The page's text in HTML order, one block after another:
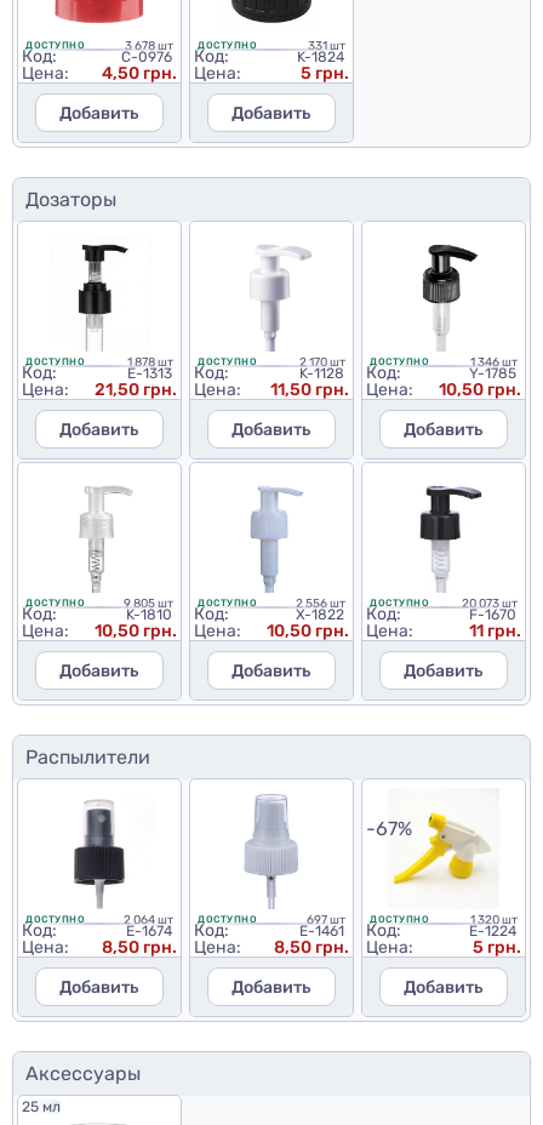
ДОСТУПНО 3 678 шт
Код: C-0976
Цена:
4,50 грн.
Добавить
ДОСТУПНО 331 шт
Код: K-1824
Цена:
5 грн.
Добавить
Дозаторы
ДОСТУПНО 1 878 шт
Код: E-1313
Цена:
21,50 грн.
Добавить
ДОСТУПНО 2 170 шт
Код: K-1128
Цена:
11,50 грн.
Добавить
ДОСТУПНО 1 346 шт
Код: Y-1785
Цена:
10,50 грн.
Добавить
ДОСТУПНО 9 805 шт
Код: K-1810
Цена:
10,50 грн.
Добавить
ДОСТУПНО 2 556 шт
Код: X-1822
Цена:
10,50 грн.
Добавить
ДОСТУПНО 20 073 шт
Код: F-1670
Цена:
11 грн.
Добавить
Распылители
ДОСТУПНО 2 064 шт
Код: E-1674
Цена:
8,50 грн.
Добавить
ДОСТУПНО 697 шт
Код: E-1461
Цена:
8,50 грн.
Добавить
-67%
ДОСТУПНО 1 320 шт
Код: E-1224
Цена:
5 грн.
Добавить
Аксессуары
25 мл